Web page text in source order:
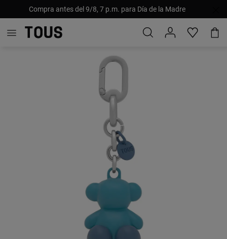
Compra antes del 9/8, 7 p.m. para Día de la Madre